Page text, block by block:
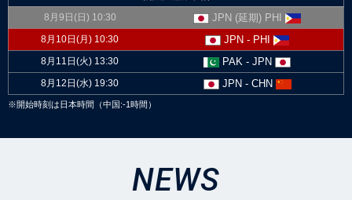
8月9日(日) 10:30 JPN (延期) PHI
8月10日(月) 10:30 JPN - PHI
8月11日(火) 13:30 PAK - JPN
8月12日(水) 19:30 JPN - CHN
※開始時刻は日本時間（中国:-1時間）
NEWS